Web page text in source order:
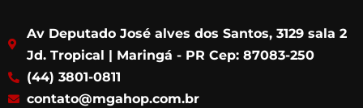
o
o
k
g
r
a
m
e
r
b
e
Av Deputado José alves dos Santos, 3129 sala 2
Jd. Tropical | Maringá - PR Cep: 87083-250
(44) 3801-0811
contato@mgahop.com.br